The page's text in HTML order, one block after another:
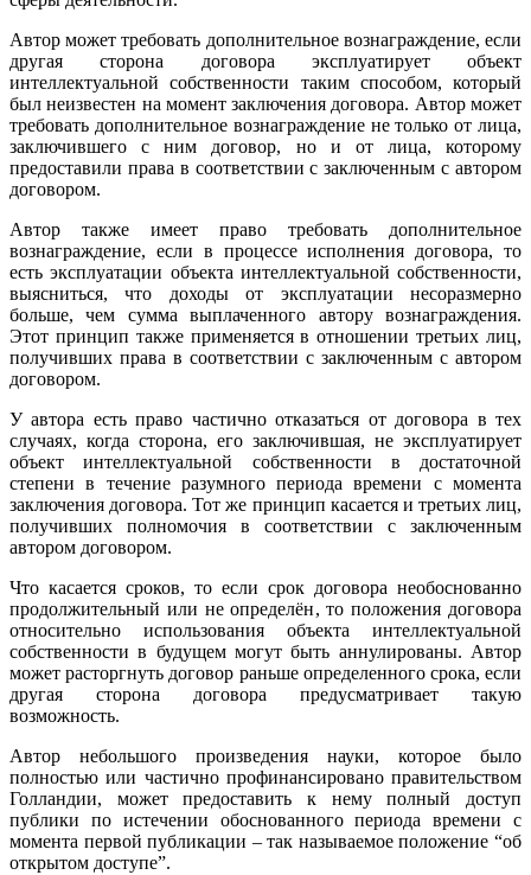
Автор может требовать дополнительное вознаграждение, если
другая сторона договора эксплуатирует объект
интеллектуальной собственности таким способом, который
был неизвестен на момент заключения договора. Автор может
требовать дополнительное вознаграждение не только от лица,
заключившего с ним договор, но и от лица, которому
предоставили права в соответствии с заключенным с автором
договором.
Автор также имеет право требовать дополнительное
вознаграждение, если в процессе исполнения договора, то
есть эксплуатации объекта интеллектуальной собственности,
выясниться, что доходы от эксплуатации несоразмерно
больше, чем сумма выплаченного автору вознаграждения.
Этот принцип также применяется в отношении третьих лиц,
получивших права в соответствии с заключенным с автором
договором.
У автора есть право частично отказаться от договора в тех
случаях, когда сторона, его заключившая, не эксплуатирует
объект интеллектуальной собственности в достаточной
степени в течение разумного периода времени с момента
заключения договора. Тот же принцип касается и третьих лиц,
получивших полномочия в соответствии с заключенным
автором договором.
Что касается сроков, то если срок договора необоснованно
продолжительный или не определён, то положения договора
относительно использования объекта интеллектуальной
собственности в будущем могут быть аннулированы. Автор
может расторгнуть договор раньше определенного срока, если
другая сторона договора предусматривает такую
возможность.
Автор небольшого произведения науки, которое было
полностью или частично профинансировано правительством
Голландии, может предоставить к нему полный доступ
публики по истечении обоснованного периода времени с
момента первой публикации – так называемое положение “об
открытом доступе”.